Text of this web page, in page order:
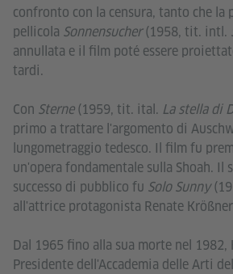
confronto con la censura, tanto che la
pellicola Sonnensucher(1958, tit. intl.
annullata e il film poté essere
tardi.
Con Sterne(1959, tit. ital. La stella di
primo a trattare l'argomento di
lungometraggio tedesco. Il film fu
un'opera fondamentale sulla Shoah. Il
successo di pubblico fu Solo Sunny
all'attrice protagonista Renate
Dal 1965 fino alla sua morte nel
Presidente dell'Accademia delle Arti